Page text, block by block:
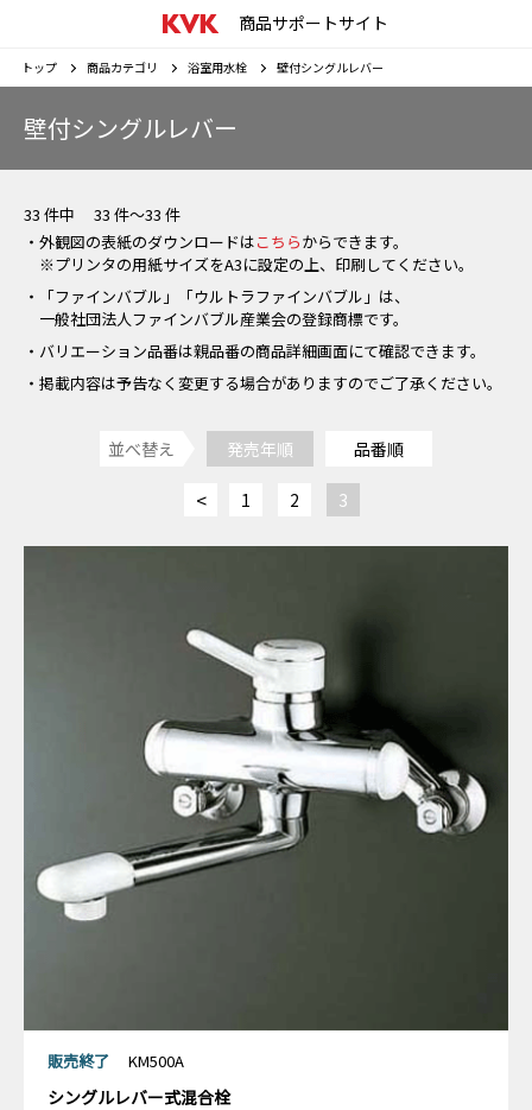
商品サポートサイト
トップ 商品カテゴリ 浴室用水栓 壁付シングルレバー
壁付シングルレバー
33 件中 33 件～33 件
・外観図の表紙のダウンロードはこちらからできます。
※プリンタの用紙サイズをA3に設定の上、印刷してください。
・「ファインバブル」「ウルトラファインバブル」は、
一般社団法人ファインバブル産業会の登録商標です。
・バリエーション品番は親品番の商品詳細画面にて確認できます。
・掲載内容は予告なく変更する場合がありますのでご了承ください。
並べ替え 発売年順 品番順
< 1 2 3
販売終了 KM500A
シングルレバー式混合栓